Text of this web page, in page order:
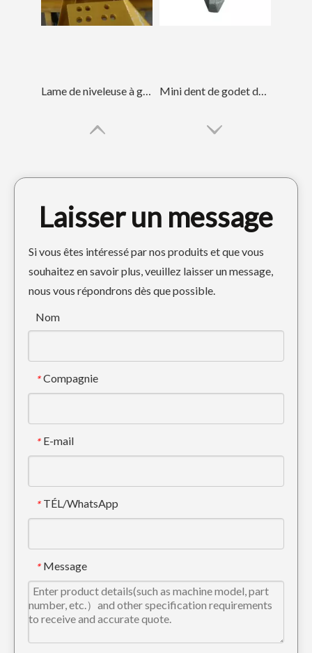
Lame de niveleuse à godet à direction à glissement résistante à l'usure 6j2376 Mini dent de godet de pelle rétro de forage DH300 2713-1219RC
Lame de niveleuse en acier au carbone de 19 mm pour rétrocaveuse 4T2233
Laisser un message
Si vous êtes intéressé par nos produits et que vous
souhaitez en savoir plus, veuillez laisser un message,
nous vous répondrons dès que possible.
Nom
* Compagnie
* E-mail
* TÉL/WhatsApp
* Message